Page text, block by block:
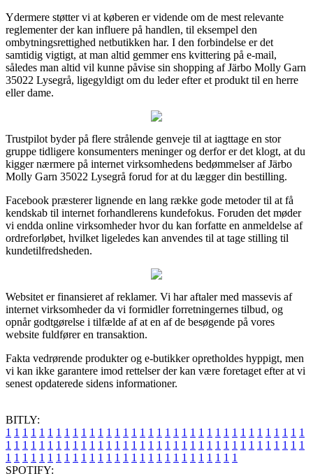
Ydermere støtter vi at køberen er vidende om de mest relevante
reglementer der kan influere på handlen, til eksempel den
ombytningsrettighed netbutikken har. I den forbindelse er det
samtidig vigtigt, at man altid gemmer ens kvittering på e-mail,
således man altid vil kunne påvise sin shopping af Järbo Molly Garn
35022 Lysegrå, ligegyldigt om du leder efter et produkt til en herre
eller dame.
Trustpilot byder på flere strålende genveje til at iagttage en stor
gruppe tidligere konsumenters meninger og derfor er det klogt, at du
kigger nærmere på internet virksomhedens bedømmelser af Järbo
Molly Garn 35022 Lysegrå forud for at du lægger din bestilling.
Facebook præsterer lignende en lang række gode metoder til at få
kendskab til internet forhandlerens kundefokus. Foruden det møder
vi endda online virksomheder hvor du kan forfatte en anmeldelse af
ordreforløbet, hvilket ligeledes kan anvendes til at tage stilling til
kundetilfredsheden.
Websitet er finansieret af reklamer. Vi har aftaler med massevis af
internet virksomheder da vi formidler forretningernes tilbud, og
opnår godtgørelse i tilfælde af at en af de besøgende på vores
website fuldfører en transaktion.
Fakta vedrørende produkter og e-butikker opretholdes hyppigt, men
vi kan ikke garantere imod rettelser der kan være foretaget efter at vi
senest opdaterede sidens informationer.
BITLY:
1 1 1 1 1 1 1 1 1 1 1 1 1 1 1 1 1 1 1 1 1 1 1 1 1 1 1 1 1 1 1 1 1 1 1 1
1 1 1 1 1 1 1 1 1 1 1 1 1 1 1 1 1 1 1 1 1 1 1 1 1 1 1 1 1 1 1 1 1 1 1 1
1 1 1 1 1 1 1 1 1 1 1 1 1 1 1 1 1 1 1 1 1 1 1 1 1 1 1 1
SPOTIFY: